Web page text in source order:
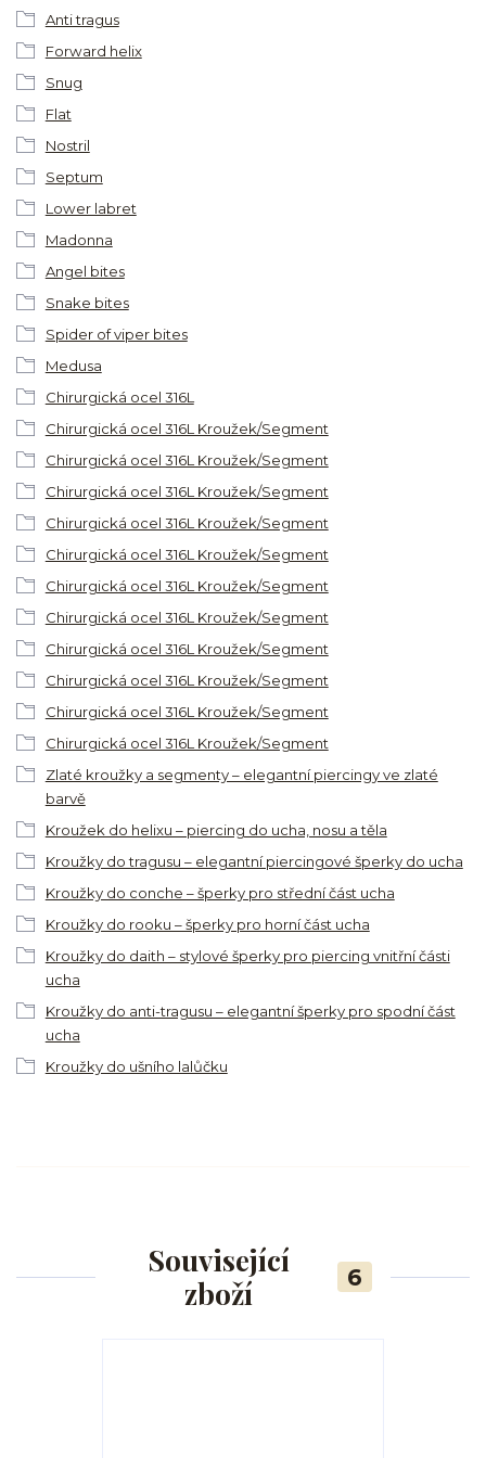
Anti tragus
Forward helix
Snug
Flat
Nostril
Septum
Lower labret
Madonna
Angel bites
Snake bites
Spider of viper bites
Medusa
Chirurgická ocel 316L
Chirurgická ocel 316L Kroužek/Segment
Chirurgická ocel 316L Kroužek/Segment
Chirurgická ocel 316L Kroužek/Segment
Chirurgická ocel 316L Kroužek/Segment
Chirurgická ocel 316L Kroužek/Segment
Chirurgická ocel 316L Kroužek/Segment
Chirurgická ocel 316L Kroužek/Segment
Chirurgická ocel 316L Kroužek/Segment
Chirurgická ocel 316L Kroužek/Segment
Chirurgická ocel 316L Kroužek/Segment
Chirurgická ocel 316L Kroužek/Segment
Zlaté kroužky a segmenty – elegantní piercingy ve zlaté
barvě
Kroužek do helixu – piercing do ucha, nosu a těla
Kroužky do tragusu – elegantní piercingové šperky do ucha
Kroužky do conche – šperky pro střední část ucha
Kroužky do rooku – šperky pro horní část ucha
Kroužky do daith – stylové šperky pro piercing vnitřní části
ucha
Kroužky do anti-tragusu – elegantní šperky pro spodní část
ucha
Kroužky do ušního lalůčku
Související
zboží
6